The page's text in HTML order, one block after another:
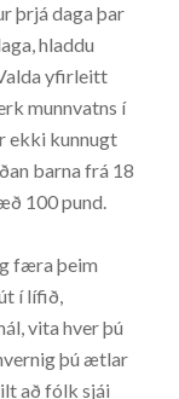
þrjá daga þar
hladdu
yfirleitt
munnvatns í
ekki kunnugt
barna frá 18
100 pund.
færa þeim
í lífið,
vita hver þú
þú ætlar
að fólk sjái